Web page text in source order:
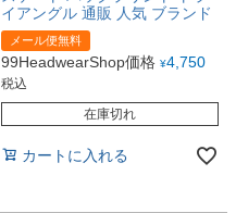
イアングル 通販 人気 ブランド
メール便無料
99HeadwearShop価格 ¥4,750
税込
在庫切れ
カートに入れる